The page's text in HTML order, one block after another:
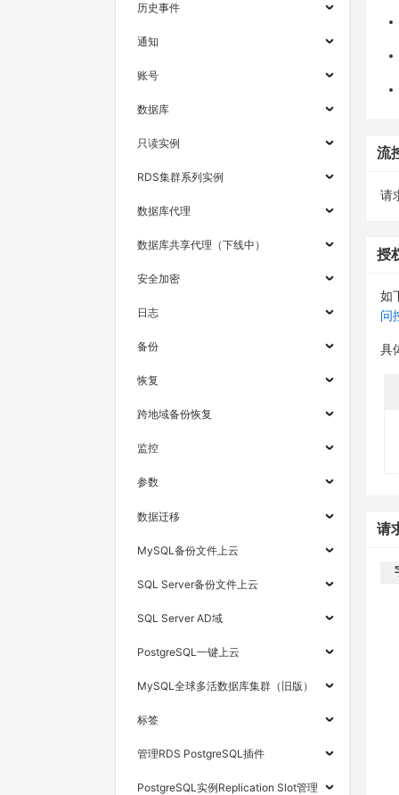
历史事件
通知
账号
数据库
只读实例
RDS集群系列实例
数据库代理
数据库共享代理（下线中）
安全加密
日志
备份
恢复
跨地域备份恢复
监控
参数
数据迁移
MySQL备份文件上云
SQL Server备份文件上云
SQL Server AD域
PostgreSQL一键上云
MySQL全球多活数据库集群（旧版）
标签
管理RDS PostgreSQL插件
PostgreSQL实例Replication Slot管理
流
请
授
如
问
具
请